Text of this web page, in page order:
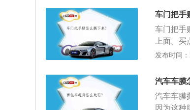
全新的钢
3、然后
钢丝球去
后三角玻
车门把手
车门把手
上面。
护膜（
面生锈及
能力，
观，它已
发布时间
汽车车膜
汽车车膜
因为这种